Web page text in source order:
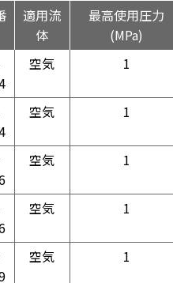
適用流
体
最高使用圧力
(MPa)
空気 1
空気 1
空気 1
空気 1
空気 1